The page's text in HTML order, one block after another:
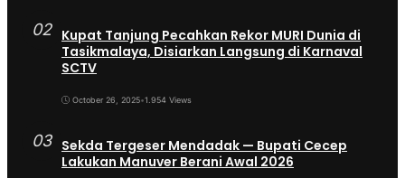
02 Kupat Tanjung Pecahkan Rekor MURI Dunia di
Tasikmalaya, Disiarkan Langsung di Karnaval
SCTV
October 26, 2025•1.954 Views
03 Sekda Tergeser Mendadak — Bupati Cecep
Lakukan Manuver Berani Awal 2026